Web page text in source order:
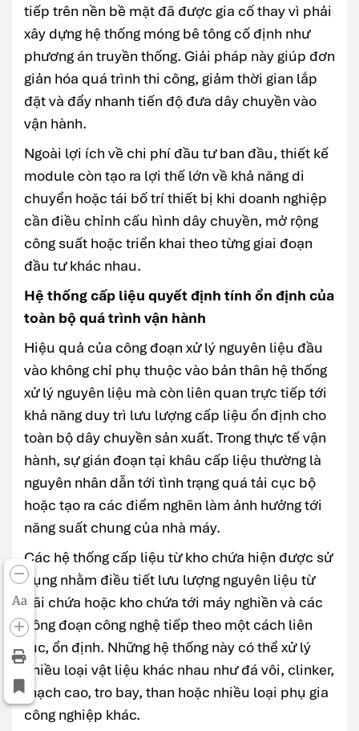
Aa
tiếp trên nền bề mặt đã được gia cố thay vì phải
xây dựng hệ thống móng bê tông cố định như
phương án truyền thống. Giải pháp này giúp đơn
giản hóa quá trình thi công, giảm thời gian lắp
đặt và đẩy nhanh tiến độ đưa dây chuyền vào
vận hành.
Ngoài lợi ích về chi phí đầu tư ban đầu, thiết kế
module còn tạo ra lợi thế lớn về khả năng di
chuyển hoặc tái bố trí thiết bị khi doanh nghiệp
cần điều chỉnh cấu hình dây chuyền, mở rộng
công suất hoặc triển khai theo từng giai đoạn
đầu tư khác nhau.
Hệ thống cấp liệu quyết định tính ổn định của
toàn bộ quá trình vận hành
Hiệu quả của công đoạn xử lý nguyên liệu đầu
vào không chỉ phụ thuộc vào bản thân hệ thống
xử lý nguyên liệu mà còn liên quan trực tiếp tới
khả năng duy trì lưu lượng cấp liệu ổn định cho
toàn bộ dây chuyền sản xuất. Trong thực tế vận
hành, sự gián đoạn tại khâu cấp liệu thường là
nguyên nhân dẫn tới tình trạng quá tải cục bộ
hoặc tạo ra các điểm nghẽn làm ảnh hưởng tới
năng suất chung của nhà máy.
Các hệ thống cấp liệu từ kho chứa hiện được sử
dụng nhằm điều tiết lưu lượng nguyên liệu từ
bãi chứa hoặc kho chứa tới máy nghiền và các
công đoạn công nghệ tiếp theo một cách liên
tục, ổn định. Những hệ thống này có thể xử lý
nhiều loại vật liệu khác nhau như đá vôi, clinker,
thạch cao, tro bay, than hoặc nhiều loại phụ gia
công nghiệp khác.